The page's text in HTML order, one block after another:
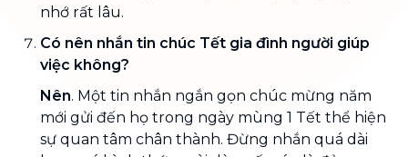
nhớ rất lâu.
Có nên nhắn tin chúc Tết gia đình người giúp
việc không?
Nên. Một tin nhắn ngắn gọn chúc mừng năm
mới gửi đến họ trong ngày mùng 1 Tết thể hiện
sự quan tâm chân thành. Đừng nhắn quá dài